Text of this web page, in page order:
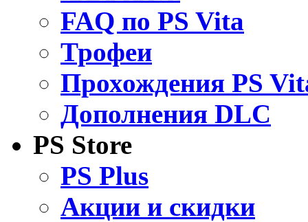
FAQ по PS Vita
Трофеи
Прохождения PS
Дополнения DLC
PS Store
PS Plus
Акции и скидки